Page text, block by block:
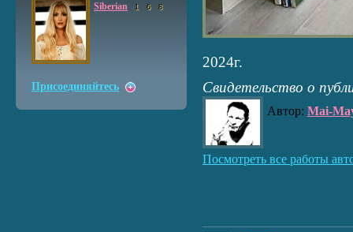
2024г.
Свидетельство о
Автор: Mai-
Посмотреть все работы
Siberian 1 6 8
Присоединяйтесь